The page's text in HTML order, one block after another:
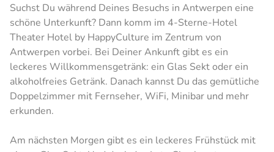
Suchst Du während Deines Besuchs in Antwerpen eine
schöne Unterkunft? Dann komm im 4-Sterne-Hotel
Theater Hotel by HappyCulture im Zentrum von
Antwerpen vorbei. Bei Deiner Ankunft gibt es ein
leckeres Willkommensgetränk: ein Glas Sekt oder ein
alkoholfreies Getränk. Danach kannst Du das gemütliche
Doppelzimmer mit Fernseher, WiFi, Minibar und mehr
erkunden.
Am nächsten Morgen gibt es ein leckeres Frühstück mit